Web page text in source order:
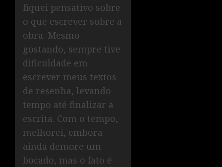
fiquei pensativo sobre
o que escrever sobre a
obra. Mesmo
gostando, sempre tive
dificuldade em
escrever meus textos
de resenha, levando
tempo até finalizar a
escrita. Com o tempo,
melhorei, embora
ainda demore um
bocado, mas o fato é